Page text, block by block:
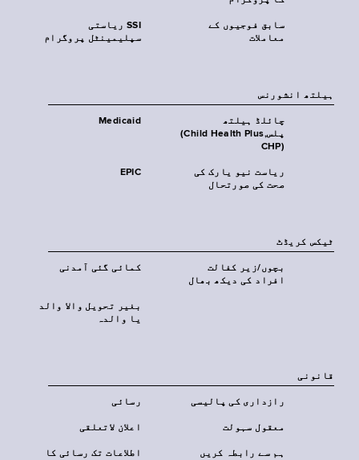
SSI ریاستی
سپلیمینٹل پروگرام
سابق فوجیوں کے
معاملات
‏ہیلتھ انشورنس
Medicaid
چائلڈ ہیلتھ
پلس‎(Child Health Plus,
CHP)‎
EPIC
ریاست نیو یارک کی
صحت کی صورتحال
ٹیکس کریڈٹ
کمائی گئی آمدنی
بچوں/زیر کفالت
افراد کی دیکھ بھال
بغیر تحویل والا والد
یا والدہ
قانونی
رسائی رازداری کی پالیسی
اعلان لاتعلقی معقول سہولت
اطلاعات تک رسائی کا
ہم سے رابطہ کریں